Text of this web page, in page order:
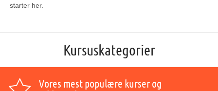
starter her.
Kursuskategorier
Vores mest populære kurser og